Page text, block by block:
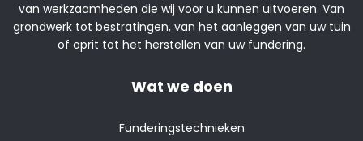
van werkzaamheden die wij voor u kunnen uitvoeren. Van
grondwerk tot bestratingen, van het aanleggen van uw tuin
of oprit tot het herstellen van uw fundering.
Wat we doen
Funderingstechnieken